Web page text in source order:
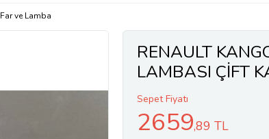
Far ve Lamba
RENAULT
LAMBASI ÇİFT
DEPO
Sepet Fiyatı
2659,89 TL